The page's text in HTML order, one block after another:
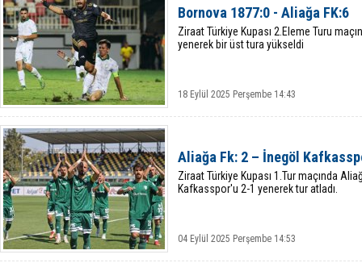
Bornova 1877:0 - Aliağa FK:6
Ziraat Türkiye Kupası 2.Eleme Turu
yenerek bir üst tura yükseldi
18 Eylül 2025 Perşembe 14:43
Aliağa Fk: 2 – İnegöl
Ziraat Türkiye Kupası 1.Tur maçında
Kafkasspor'u 2-1 yenerek tur atladı.
04 Eylül 2025 Perşembe 14:53